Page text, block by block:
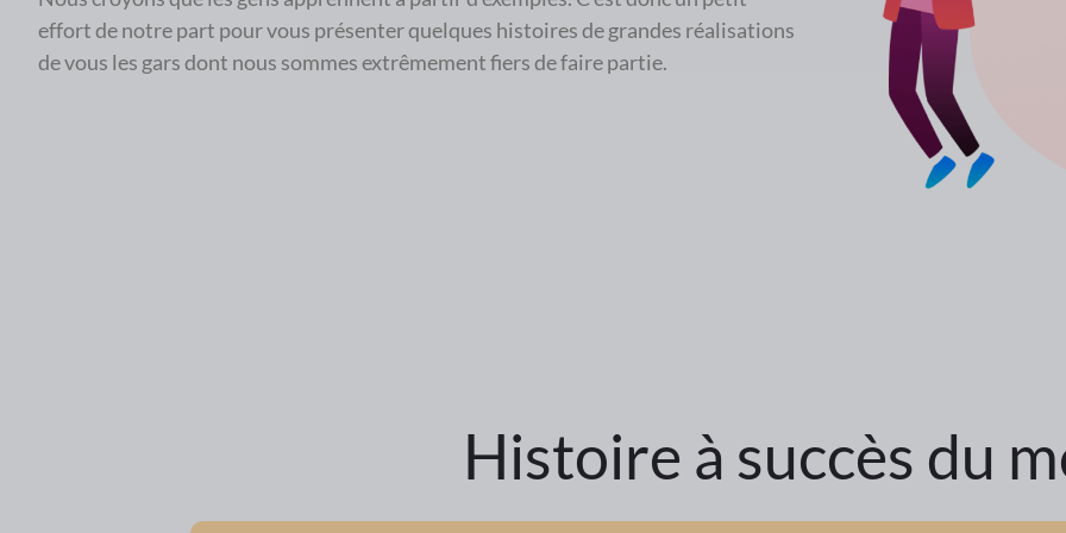
effort de notre part pour vous présenter quelques histoires de grandes réalisations
de vous les gars dont nous sommes extrêmement fiers de faire partie.
Histoire à succès du